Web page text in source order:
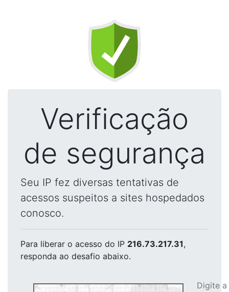
Verificação
de segurança
Seu IP fez diversas tentativas de
acessos suspeitos a sites hospedados
conosco.
Para liberar o acesso do IP 216.73.217.31,
responda ao desafio abaixo.
Digite